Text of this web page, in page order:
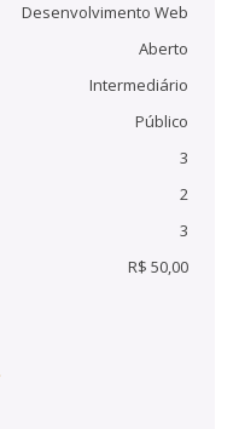
Desenvolvimento Web
Aberto
Intermediário
Público
3
2
3
R$ 50,00